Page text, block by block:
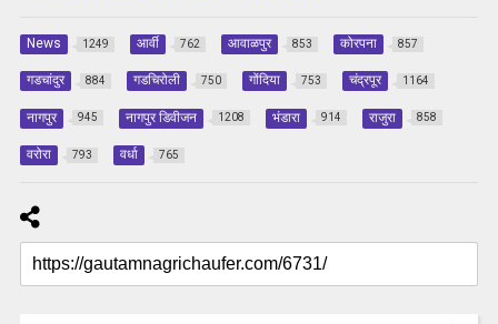
News 1249 आर्वी 762 आवाळपुर 853 कोरपना 857
गडचांदुर 884 गडचिरोली 750 गोंदिया 753 चंद्रपूर 1164
नागपुर 945 नागपुर डिवीजन 1208 भंडारा 914 राजुरा 858
वरोरा 793 वर्धा 765